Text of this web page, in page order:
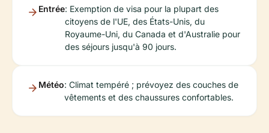
Entrée: Exemption de visa pour la plupart des
citoyens de l'UE, des États-Unis, du
Royaume-Uni, du Canada et d'Australie pour
des séjours jusqu'à 90 jours.
Météo: Climat tempéré ; prévoyez des couches de
vêtements et des chaussures confortables.